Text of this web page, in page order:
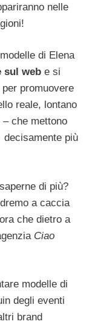
nelle
di Elena
sul web e si
promuovere
reale, lontano
che mettono
decisamente più
di più?
a caccia
che dietro a
Ciao
modelle di
degli eventi
brand